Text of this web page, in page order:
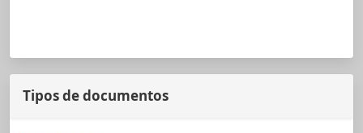
Tipos de documentos